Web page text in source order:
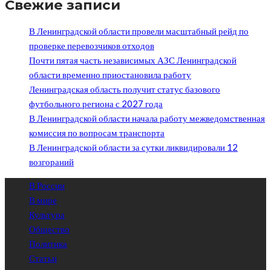
Свежие записи
В Ленинградской области провели масштабный рейд по
проверке перевозчиков отходов
Почти пятая часть независимых АЗС Ленинградской
области временно приостановила работу
Ленинградская область получит статус базового
футбольного региона с 2027 года
В Ленинградской области начала работу межведомственная
комиссия по вопросам транспорта
В Ленинградской области за сутки ликвидировали 12
возгораний
В России
В мире
Культура
Общество
Политика
Статьи